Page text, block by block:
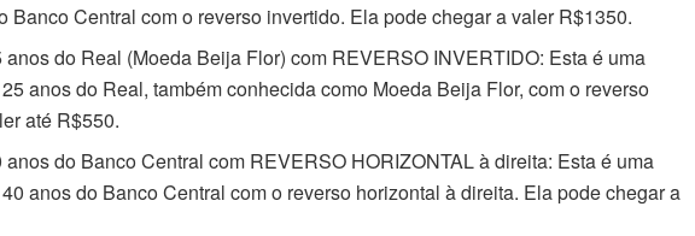
Banco Central com o reverso invertido. Ela pode chegar a valer R$1350.
do Real (Moeda Beija Flor) com REVERSO INVERTIDO: Esta é uma
anos do Real, também conhecida como Moeda Beija Flor, com o reverso
até R$550.
do Banco Central com REVERSO HORIZONTAL à direita: Esta é uma
anos do Banco Central com o reverso horizontal à direita. Ela pode chegar a